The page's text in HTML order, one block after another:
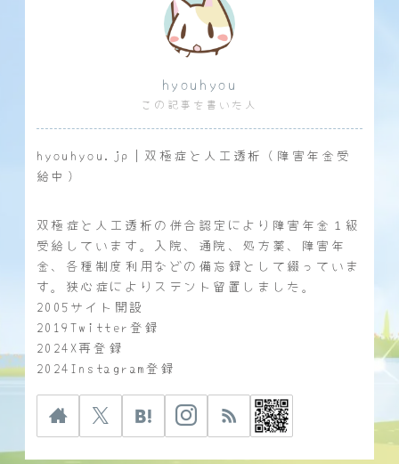
hyouhyou
この記事を書いた人
hyouhyou.jp｜双極症と人工透析（障害年金受
給中）
双極症と人工透析の併合認定により障害年金１級
受給しています。入院、通院、処方薬、障害年
金、各種制度利用などの備忘録として綴っていま
す。狭心症によりステント留置しました。
2005サイト開設
2019Twitter登録
2024X再登録
2024Instagram登録